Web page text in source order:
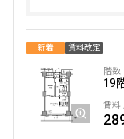
新着 賃料改定
19